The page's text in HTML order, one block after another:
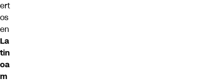
ert
os
en
La
tin
oa
m